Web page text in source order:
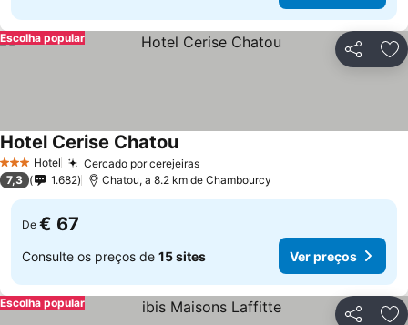
Partilhar
Escolha popular
3 EstrelasHotel Cercado por cerejeirasVer preços
Hotel Cerise ChatouVer preços
7,3 1.682 Chatou, a 8.2 km de Chambourcy
De € 67
Consulte os preços de 15 sites Ver preços
Escolha popular